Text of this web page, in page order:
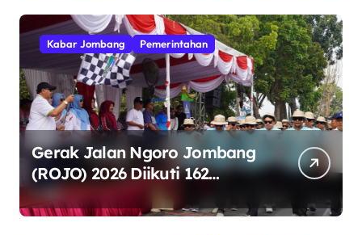
Kabar Jombang Pemerintahan
Gerak Jalan Ngoro Jombang
(ROJO) 2026 Diikuti 162
Peserta, Bupati Jombang
Tekankan Disiplin dan